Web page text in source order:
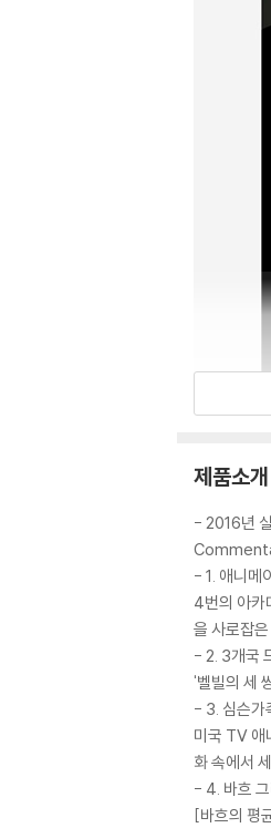
제품소개
- 2016년
- 1. 애니메
4번의 아카
을 사로잡
- 2. 3개국
'벨빌의 세
- 3. 심슨가
미국 TV 애
화 속에서
- 4. 바흐
[바흐의 평